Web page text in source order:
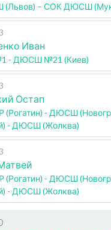
– СОК ДЮСШ
Иван
- ДЮСШ №21 (Киев)
Остап
- ДЮСШ
- ДЮСШ (Жолква)
- ДЮСШ
- ДЮСШ (Жолква)